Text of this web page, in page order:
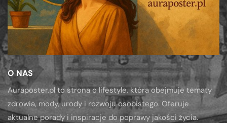
O NAS
Auraposter.pl to strona o lifestyle, która obejmuje tematy
zdrowia, mody, urody i rozwoju osobistego. Oferuje
aktualne porady i inspiracje do poprawy jakości życia.